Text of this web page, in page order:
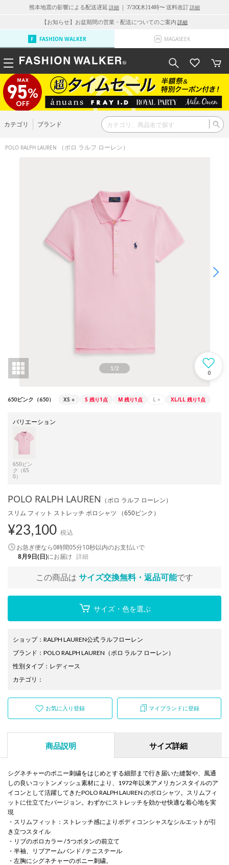
熊本地震の影響による配送遅延 詳細 ｜ 7/30(木)14時〜 送料改訂詳細
【お知らせ】お盆期間の営業・配送についてのご案内 詳細
FASHION WALKER MAGASEEK
カテゴリ ブランド
POLO RALPH LAUREN （ポロ ラルフ ローレン）
1/2
0
650ピンク（650） XS ○ S 残り1点 M 残り1点 L × XL/LL 残り1点
バリエーション
650ピン
ク（65
0）
POLO RALPH LAUREN （ポロ ラルフ ローレン）
スリム フィット ストレッチ ポロシャツ （650ピンク）
¥23,100 税込
お急ぎ便なら0時間05分10秒以内のお支払いで
8月9日(日)にお届け 詳細
この商品は サイズ交換無料・返品可能です
サイズ・色を選ぶ
ショップ： RALPH LAUREN公式 ラルフローレン
ブランド ： POLO RALPH LAUREN （ポロ ラルフ ローレン）
性別タイプ： レディース
カテゴリ ：
お気に入り登録 マイブランドに登録
商品説明 サイズ詳細
シグネチャーのポニー刺繍をはじめとする細部まで行き届いた縫製や、風通
しの良いコットンメッシュ素材により、1972年以来アメリカンスタイルのア
イコンとして活躍してきたPOLO RALPH LAUREN のポロシャツ。スリムフィ
ットに仕立てたバージョン。わずかにストレッチを効かせ快適な着心地を実
現
・スリムフィット：ストレッチ感によりボディコンシャスなシルエットが引
き立つスタイル
・リブのポロカラー / 5つボタンの前立て
・半袖、リブアームバンド / テニステール
・左胸にシグネチャーのポニー刺繍。